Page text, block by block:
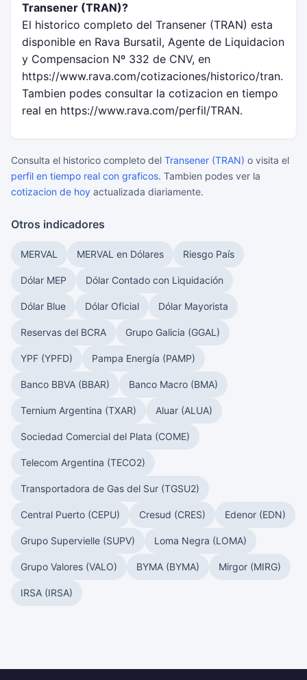
Transener (TRAN)?
El historico completo del Transener (TRAN) esta
disponible en Rava Bursatil, Agente de Liquidacion
y Compensacion Nº 332 de CNV, en
https://www.rava.com/cotizaciones/historico/tran.
Tambien podes consultar la cotizacion en tiempo
real en https://www.rava.com/perfil/TRAN.
Consulta el historico completo del Transener (TRAN) o visita el
perfil en tiempo real con graficos. Tambien podes ver la
cotizacion de hoy actualizada diariamente.
Otros indicadores
MERVAL MERVAL en Dólares Riesgo País
Dólar MEP Dólar Contado con Liquidación
Dólar Blue Dólar Oficial Dólar Mayorista
Reservas del BCRA Grupo Galicia (GGAL)
YPF (YPFD) Pampa Energía (PAMP)
Banco BBVA (BBAR) Banco Macro (BMA)
Ternium Argentina (TXAR) Aluar (ALUA)
Sociedad Comercial del Plata (COME)
Telecom Argentina (TECO2)
Transportadora de Gas del Sur (TGSU2)
Central Puerto (CEPU) Cresud (CRES) Edenor (EDN)
Grupo Supervielle (SUPV) Loma Negra (LOMA)
Grupo Valores (VALO) BYMA (BYMA) Mirgor (MIRG)
IRSA (IRSA)